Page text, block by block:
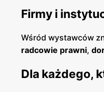
Firmy i
Wśród wystawców
radcowie prawni,
Dla każdego,